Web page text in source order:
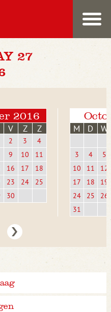
27
2016
V Z Z
2 3
4
9 10
11
16 17
18
23 24
25
30
M D W
3 4
5
10
11
12
17
18
19
24
25
26
31